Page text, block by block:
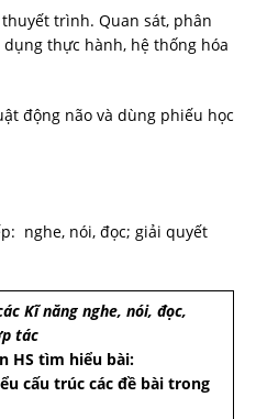
thuyết trình. Quan sát, phân
thực hành, hệ thống hóa
động não và dùng phiếu học
nghe, nói, đọc; giải quyết
Kĩ năng nghe, nói, đọc,
tác
HS tìm hiểu bài:
cấu trúc các đề bài trong